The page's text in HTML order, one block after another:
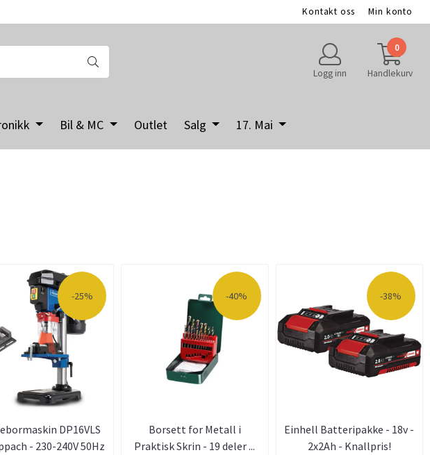
Kontakt oss Min konto
Logg inn
0
Handlekurv
Bil & MC Outlet Salg 17. Mai
-25%
DP16VLS
- 230-240V 50Hz
-40%
Borsett for Metall i
Praktisk Skrin - 19 deler ...
-38%
Einhell Batteripakke - 18v -
2x2Ah - Knallpris!